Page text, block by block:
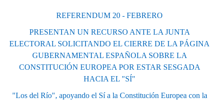
REFERENDUM 20 - FEBRERO
PRESENTAN UN RECURSO ANTE LA JUNTA
ELECTORAL SOLICITANDO EL CIERRE DE LA PÁGINA
GUBERNAMENTAL ESPAÑOLA SOBRE LA
CONSTITUCIÓN EUROPEA POR ESTAR SESGADA
HACIA EL "SÍ"
"Los del Río", apoyando el Sí a la Constitución Europea con la